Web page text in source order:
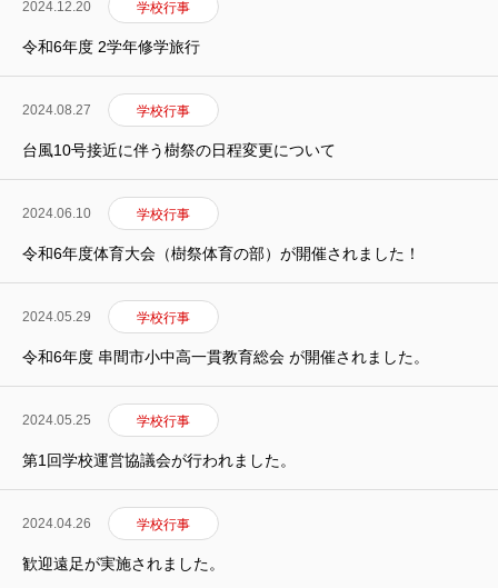
フクコウの学び
2024.12.20 学校行事
令和6年度 2学年修学旅行
2024.08.27 学校行事
台風10号接近に伴う樹祭の日程変更について
2024.06.10 学校行事
令和6年度体育大会（樹祭体育の部）が開催されました！
2024.05.29 学校行事
令和6年度 串間市小中高一貫教育総会 が開催されました。
2024.05.25 学校行事
第1回学校運営協議会が行われました。
2024.04.26 学校行事
歓迎遠足が実施されました。